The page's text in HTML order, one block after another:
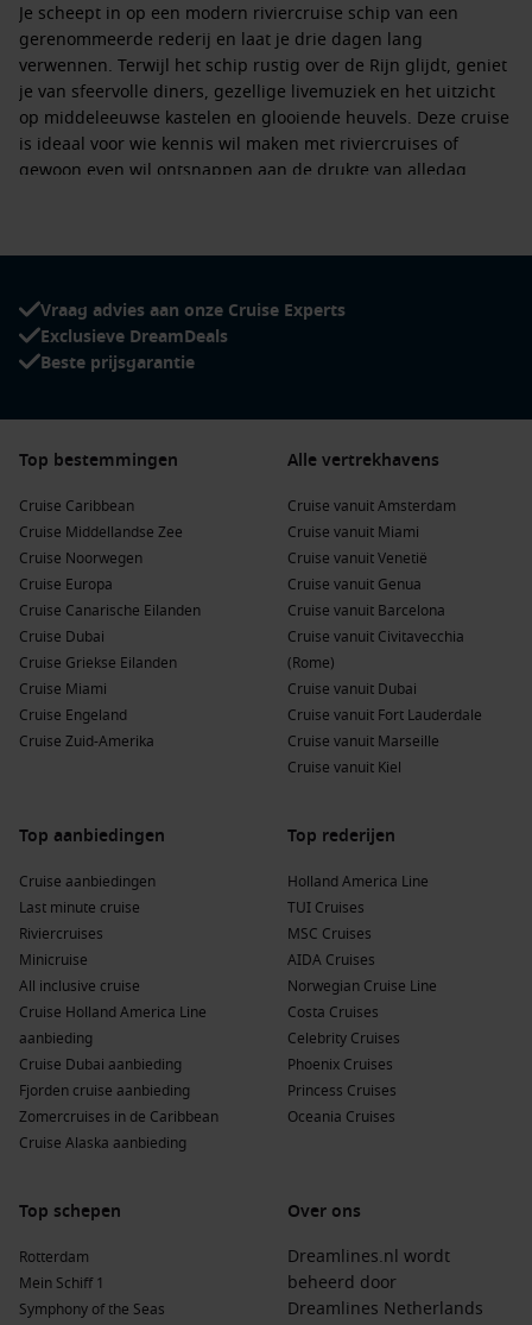
Je scheept in op een modern riviercruise schip van een
gerenommeerde rederij en laat je drie dagen lang
verwennen. Terwijl het schip rustig over de Rijn glijdt, geniet
je van sfeervolle diners, gezellige livemuziek en het uitzicht
op middeleeuwse kastelen en glooiende heuvels. Deze cruise
is ideaal voor wie kennis wil maken met riviercruises of
gewoon even wil ontsnappen aan de drukte van alledag.
bieden. Hoewel de reis compact is, krijg je toch het volledige
cruisegevoel: luxe, comfort en beleving op hoog niveau. En
dat allemaal binnen één lang weekend! Hieronder vind je
enkele voordelen van deze reisvorm:
stap aan boord in Nederland of Duitsland en geniet direct
entertainment inbegrepen.
Ontspanning op het water
– Je pakt slechts één keer je
koffer uit, terwijl je elke dag nieuwe plaatsen ontdekt.
Culturele hoogtepunten
– Bezoek charmante steden als
Koblenz, Keulen of Rüdesheim, waar historie en
gezelligheid hand in hand gaan.
– Een korte cruise biedt de sfeer
kennismaking met riviercruisen. Anderen maken er een
terugkerend uitje van: een jaarlijks moment van ontspanning
en comfort op het water.
Topbestemmingen & veelgestelde vragen
over de 3-daagse Rijncruise
Populaire bestemmingen
Rijn– Ontdek de charme van één van Europa’s mooiste
rivieren, met adembenemende kastelen en wijngaarden
Duitsland– Geniet van sfeervolle steden als Keulen en
samenkomen.
– Vaar langs bekende waterwegen en bezoek
Vraag advies aan onze Cruise Experts
Exclusieve DreamDeals
Beste prijsgarantie
Top bestemmingen
Cruise Caribbean
Cruise Middellandse Zee
Cruise Noorwegen
Cruise Europa
Cruise Canarische Eilanden
Cruise Dubai
Cruise Griekse Eilanden
Cruise Miami
Cruise Engeland
Cruise Zuid-Amerika
Alle vertrekhavens
Cruise vanuit Amsterdam
Cruise vanuit Miami
Cruise vanuit Venetië
Cruise vanuit Genua
Cruise vanuit Barcelona
Cruise vanuit Civitavecchia
(Rome)
Cruise vanuit Dubai
Cruise vanuit Fort Lauderdale
Cruise vanuit Marseille
Cruise vanuit Kiel
Top aanbiedingen
Cruise aanbiedingen
Last minute cruise
Riviercruises
Minicruise
All inclusive cruise
Cruise Holland America Line
aanbieding
Cruise Dubai aanbieding
Fjorden cruise aanbieding
Zomercruises in de Caribbean
Cruise Alaska aanbieding
Top rederijen
Holland America Line
TUI Cruises
MSC Cruises
AIDA Cruises
Norwegian Cruise Line
Costa Cruises
Celebrity Cruises
Phoenix Cruises
Princess Cruises
Oceania Cruises
Top schepen
Rotterdam
Mein Schiff 1
Symphony of the Seas
Over ons
Dreamlines.nl wordt
beheerd door
Dreamlines Netherlands